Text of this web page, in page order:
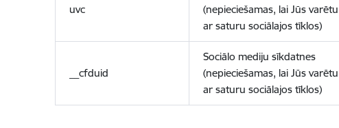
uvc
(nepieciešamas, lai Jūs
ar saturu sociālajos tīklos)
__cfduid
Sociālo mediju sīkdatnes
(nepieciešamas, lai Jūs
ar saturu sociālajos tīklos)